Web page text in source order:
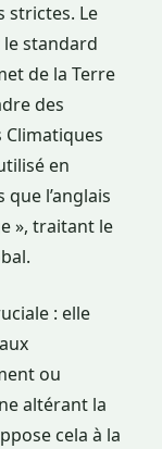
strictes. Le
le standard
de la Terre
des
Climatiques
en
l’anglais
», traitant le
: elle
ou
altérant la
cela à la